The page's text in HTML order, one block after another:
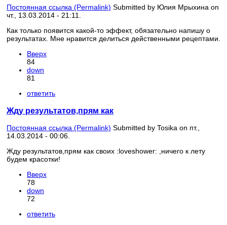
Постоянная ссылка (Permalink) Submitted by Юлия Мрыхина on
чт., 13.03.2014 - 21:11.
Как только появится какой-то эффект, обязательно напишу о
результатах. Мне нравится делиться действенными рецептами.
Вверх
84
down
81
ответить
Жду результатов,прям как
Постоянная ссылка (Permalink) Submitted by Tosika on пт.,
14.03.2014 - 00:06.
Жду результатов,прям как своих :loveshower: ,ничего к лету
будем красотки!
Вверх
78
down
72
ответить